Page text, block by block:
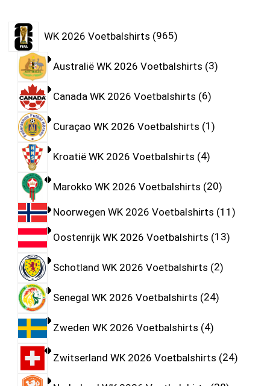
WK 2026 Voetbalshirts 965
Australië WK 2026 Voetbalshirts 3
Canada WK 2026 Voetbalshirts 6
Curaçao WK 2026 Voetbalshirts 1
Kroatië WK 2026 Voetbalshirts 4
Marokko WK 2026 Voetbalshirts 20
Noorwegen WK 2026 Voetbalshirts 11
Oostenrijk WK 2026 Voetbalshirts 13
Schotland WK 2026 Voetbalshirts 2
Senegal WK 2026 Voetbalshirts 24
Zweden WK 2026 Voetbalshirts 4
Zwitserland WK 2026 Voetbalshirts 24